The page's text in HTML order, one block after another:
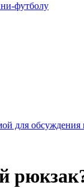
футболу
для обсуждения